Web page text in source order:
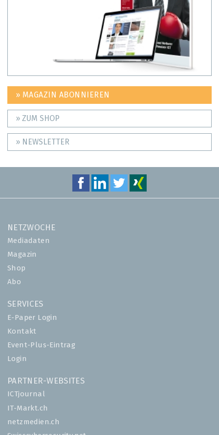
» MAGAZIN ABONNIEREN
» ZUM SHOP
» NEWSLETTER
NETZWOCHE
Mediadaten
Magazin
Shop
Abo
SERVICES
E-Paper Login
Kontakt
Event-Plus-Eintrag
Login
PARTNER-WEBSITES
ICTjournal
IT-Markt.ch
netzmedien.ch